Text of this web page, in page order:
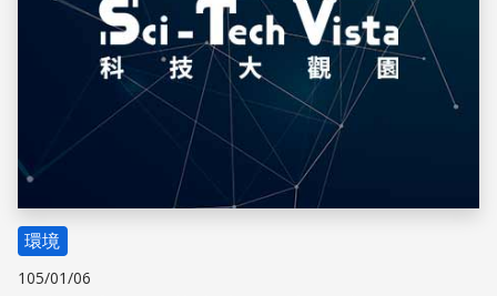
環境
105/01/06